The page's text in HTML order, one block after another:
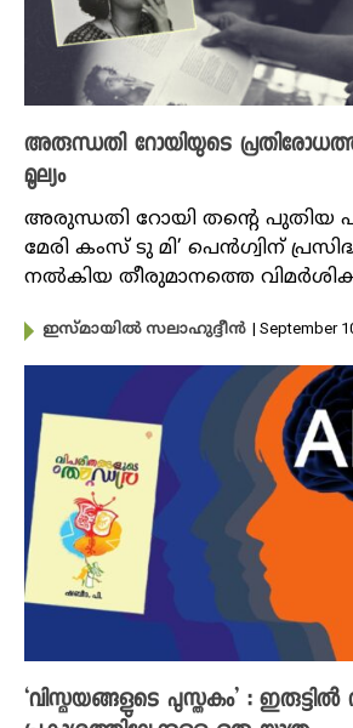
അരുന്ധതി റോയിയുടെ
മൂല്യം
അരുന്ധതി റോയി തന്റെ പുതിയ
മേരി കംസ് ടു മി’ പെൻഗ്വിന്
നൽകിയ തീരുമാനത്തെ
ഇസ്മായിൽ സലാഹുദ്ദീൻ | September
‘വിസ്മയങ്ങളുടെ പുസ്തകം’ : ഇരുട്ടിൽ